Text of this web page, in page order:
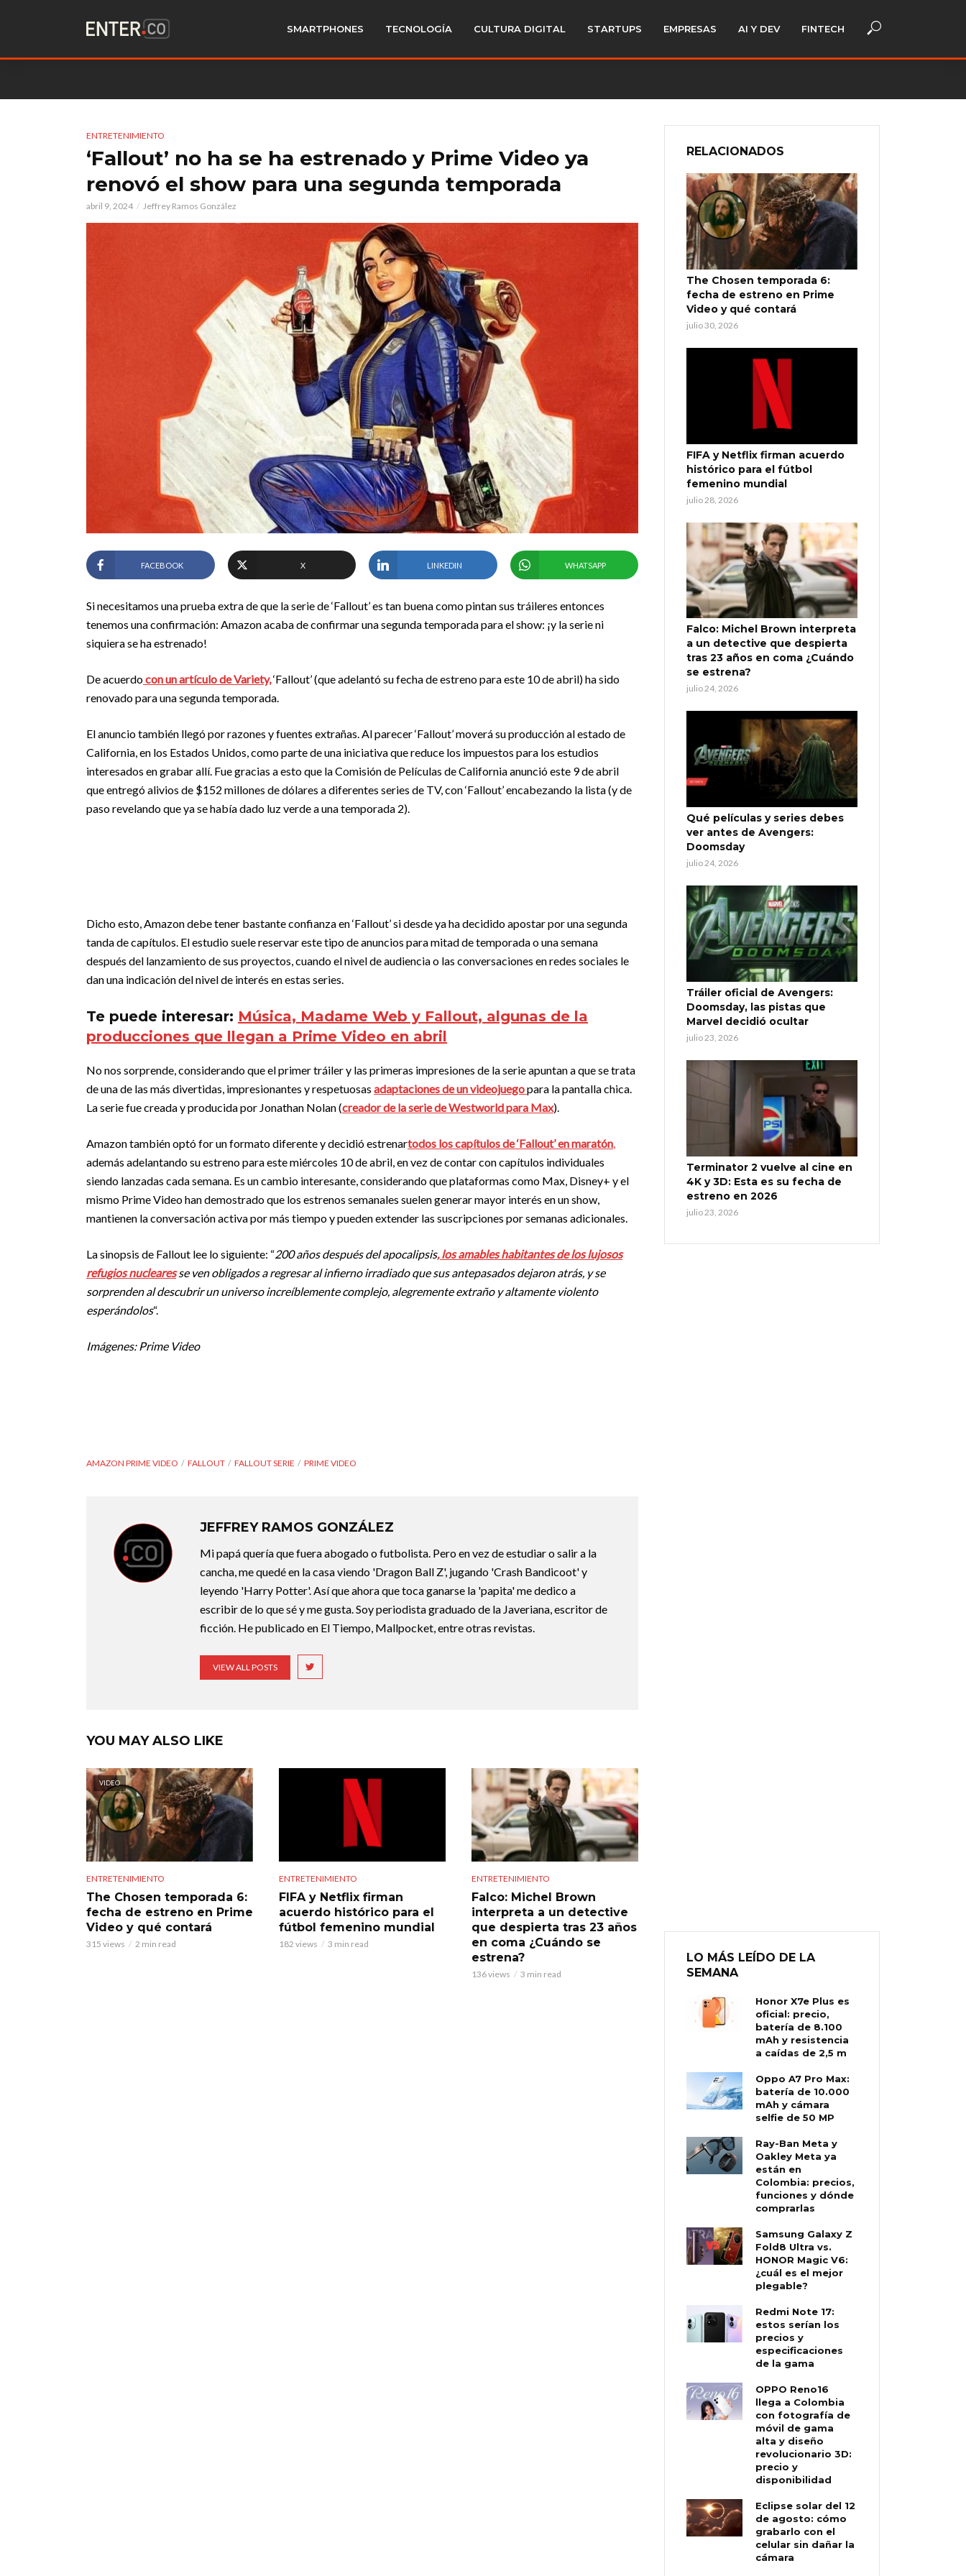
SMARTPHONES TECNOLOGÍA CULTURA DIGITAL STARTUPS EMPRESAS AI Y DEV FINTECH
ENTRETENIMIENTO
‘Fallout’ no ha se ha estrenado y Prime Video ya
renovó el show para una segunda temporada
abril 9, 2024 Jeffrey Ramos González
FACEBOOK X LINKEDIN WHATSAPP
Si necesitamos una prueba extra de que la serie de ‘Fallout’ es tan buena como pintan sus tráileres entonces
tenemos una confirmación: Amazon acaba de confirmar una segunda temporada para el show: ¡y la serie ni
siquiera se ha estrenado!
De acuerdocon un artículo de Variety,‘Fallout’ (que adelantó su fecha de estreno para este 10 de abril) ha sido
renovado para una segunda temporada.
El anuncio también llegó por razones y fuentes extrañas. Al parecer ‘Fallout’ moverá su producción al estado de
California, en los Estados Unidos, como parte de una iniciativa que reduce los impuestos para los estudios
interesados en grabar allí. Fue gracias a esto que la Comisión de Películas de California anunció este 9 de abril
que entregó alivios de $152 millones de dólares a diferentes series de TV, con ‘Fallout’ encabezando la lista (y de
paso revelando que ya se había dado luz verde a una temporada 2).
Dicho esto, Amazon debe tener bastante confianza en ‘Fallout’ si desde ya ha decidido apostar por una segunda
tanda de capítulos. El estudio suele reservar este tipo de anuncios para mitad de temporada o una semana
después del lanzamiento de sus proyectos, cuando el nivel de audiencia o las conversaciones en redes sociales le
dan una indicación del nivel de interés en estas series.
Te puede interesar: Música, Madame Web y Fallout, algunas de la
producciones que llegan a Prime Video en abril
No nos sorprende, considerando que el primer tráiler y las primeras impresiones de la serie apuntan a que se trata
de una de las más divertidas, impresionantes y respetuosas adaptaciones de un videojuegopara la pantalla chica.
La serie fue creada y producida por Jonathan Nolan (creador de la serie de Westworld para Max).
Amazon también optó for un formato diferente y decidió estrenartodos los capítulos de ‘Fallout’ en maratón,
además adelantando su estreno para este miércoles 10 de abril, en vez de contar con capítulos individuales
siendo lanzadas cada semana. Es un cambio interesante, considerando que plataformas como Max, Disney+ y el
mismo Prime Video han demostrado que los estrenos semanales suelen generar mayor interés en un show,
mantienen la conversación activa por más tiempo y pueden extender las suscripciones por semanas adicionales.
La sinopsis de Fallout lee lo siguiente: “200 años después del apocalipsis, los amables habitantes de los lujosos
refugios nucleares se ven obligados a regresar al infierno irradiado que sus antepasados ​​dejaron atrás, y se
sorprenden al descubrir un universo increíblemente complejo, alegremente extraño y altamente violento
esperándolos“.
Imágenes: Prime Video
AMAZON PRIME VIDEO FALLOUT FALLOUT SERIE PRIME VIDEO
JEFFREY RAMOS GONZÁLEZ
Mi papá quería que fuera abogado o futbolista. Pero en vez de estudiar o salir a la
cancha, me quedé en la casa viendo 'Dragon Ball Z', jugando 'Crash Bandicoot' y
leyendo 'Harry Potter'. Así que ahora que toca ganarse la 'papita' me dedico a
escribir de lo que sé y me gusta. Soy periodista graduado de la Javeriana, escritor de
ficción. He publicado en El Tiempo, Mallpocket, entre otras revistas.
VIEW ALL POSTS
YOU MAY ALSO LIKE
VIDEO
ENTRETENIMIENTO
The Chosen temporada 6:
fecha de estreno en Prime
Video y qué contará
315 views 2 min read
ENTRETENIMIENTO
FIFA y Netflix firman
acuerdo histórico para el
fútbol femenino mundial
182 views 3 min read
ENTRETENIMIENTO
Falco: Michel Brown
interpreta a un detective
que despierta tras 23 años
en coma ¿Cuándo se
estrena?
136 views 3 min read
RELACIONADOS
The Chosen temporada 6:
fecha de estreno en Prime
Video y qué contará
julio 30, 2026
FIFA y Netflix firman acuerdo
histórico para el fútbol
femenino mundial
julio 28, 2026
Falco: Michel Brown interpreta
a un detective que despierta
tras 23 años en coma ¿Cuándo
se estrena?
julio 24, 2026
Qué películas y series debes
ver antes de Avengers:
Doomsday
julio 24, 2026
Tráiler oficial de Avengers:
Doomsday, las pistas que
Marvel decidió ocultar
julio 23, 2026
Terminator 2 vuelve al cine en
4K y 3D: Esta es su fecha de
estreno en 2026
julio 23, 2026
LO MÁS LEÍDO DE LA
SEMANA
Honor X7e Plus es
oficial: precio,
batería de 8.100
mAh y resistencia
a caídas de 2,5 m
Oppo A7 Pro Max:
batería de 10.000
mAh y cámara
selfie de 50 MP
Ray-Ban Meta y
Oakley Meta ya
están en
Colombia: precios,
funciones y dónde
comprarlas
Samsung Galaxy Z
Fold8 Ultra vs.
HONOR Magic V6:
¿cuál es el mejor
plegable?
Redmi Note 17:
estos serían los
precios y
especificaciones
de la gama
OPPO Reno16
llega a Colombia
con fotografía de
móvil de gama
alta y diseño
revolucionario 3D:
precio y
disponibilidad
Eclipse solar del 12
de agosto: cómo
grabarlo con el
celular sin dañar la
cámara